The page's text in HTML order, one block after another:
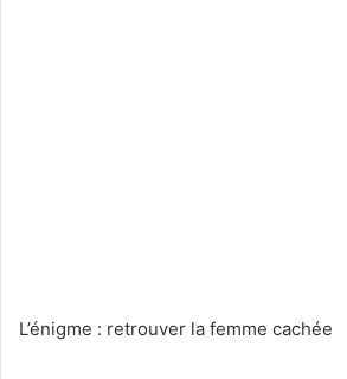
L’énigme : retrouver la femme cachée